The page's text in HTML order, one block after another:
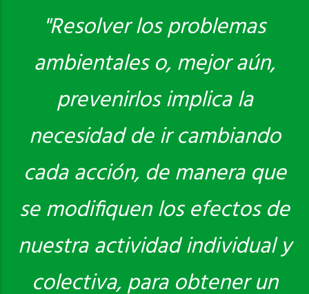
Saber más
"Resolver los problemas
ambientales o, mejor aún,
prevenirlos implica la
necesidad de ir cambiando
cada acción, de manera que
se modifiquen los efectos de
nuestra actividad individual y
colectiva, para obtener un